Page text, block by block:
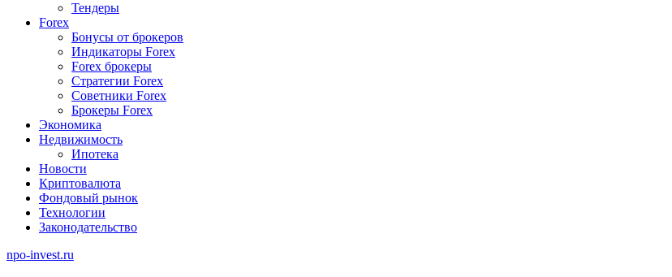
Тендеры
Forex
Бонусы от брокеров
Индикаторы Forex
Forex брокеры
Стратегии Forex
Советники Forex
Брокеры Forex
Экономика
Недвижимость
Ипотека
Новости
Криптовалюта
Фондовый рынок
Технологии
Законодательство
npo-invest.ru